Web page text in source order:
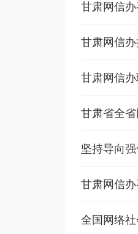
甘肃网信
甘肃网信
甘肃网信
甘肃省全
坚持导向
甘肃网信